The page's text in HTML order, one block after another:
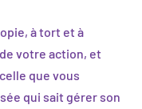
à tort et à
votre action, et
que vous
qui sait gérer son